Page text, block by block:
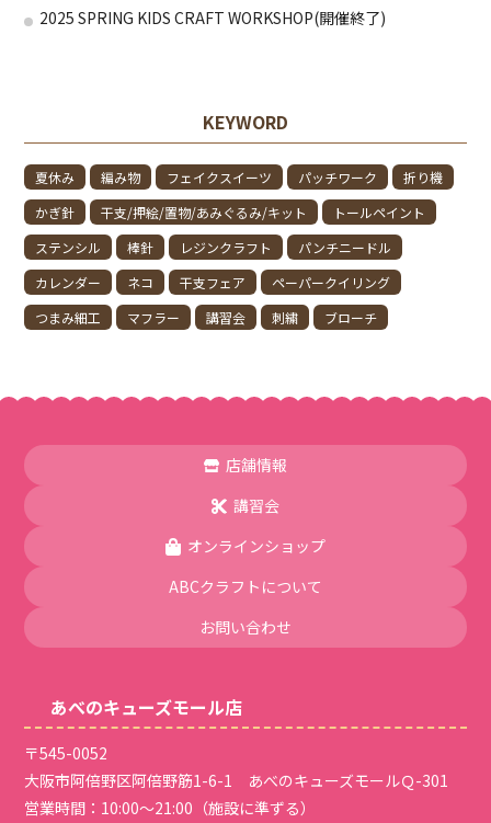
2025 SPRING KIDS CRAFT WORKSHOP(開催終了)
KEYWORD
夏休み 編み物 フェイクスイーツ パッチワーク
折り機
かぎ針
干支/押絵/置物/あみぐるみ/キット
トールペイント
ステンシル
棒針 レジンクラフト
パンチニードル
カレンダー
ネコ 干支フェア
ペーパークイリング
つまみ細工
マフラー 講習会 刺繍 ブローチ
店舗情報
講習会
オンラインショップ
ABCクラフトについて
お問い合わせ
あべのキューズモール店
〒545-0052
大阪市阿倍野区阿倍野筋1-6-1 あべのキューズモールＱ-301
営業時間：10:00～21:00（施設に準ずる）